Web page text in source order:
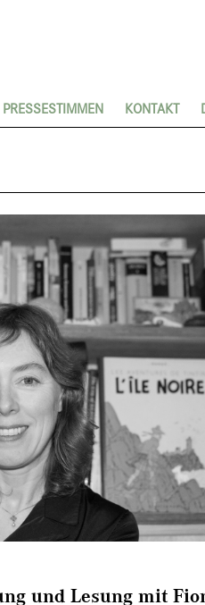
PRESSESTIMMEN KONTAKT
und Lesung mit